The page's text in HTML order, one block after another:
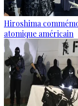
Hiroshima
atomique américain